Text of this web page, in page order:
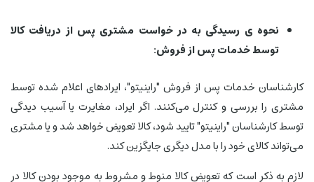
نحوه ی رسیدگی به در خواست مشتری پس از دریافت کالا
توسط خدمات پس از فروش:
کارشناسان خدمات پس از فروش "راینیتو"، ایرادهای اعلام شده توسط
مشتری را بررسی و کنترل می‌‏کنند. اگر ایراد، مغایرت یا آسیب ‌دیدگی
توسط کارشناسان "راینیتو" تایید شود، کالا تعویض خواهد شد و یا مشتری
می‌تواند کالای خود را با مدل دیگری جایگزین کند.
لازم به ذکر است که تعویض کالا منوط و مشروط به موجود بودن کالا در